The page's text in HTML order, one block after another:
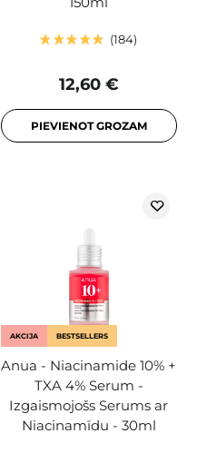
184
12,60 €
PIEVIENOT GROZAM
AKCIJA BESTSELLERS
Anua - Niacinamide 10% +
TXA 4% Serum -
Izgaismojošs Serums ar
Niacinamīdu - 30ml